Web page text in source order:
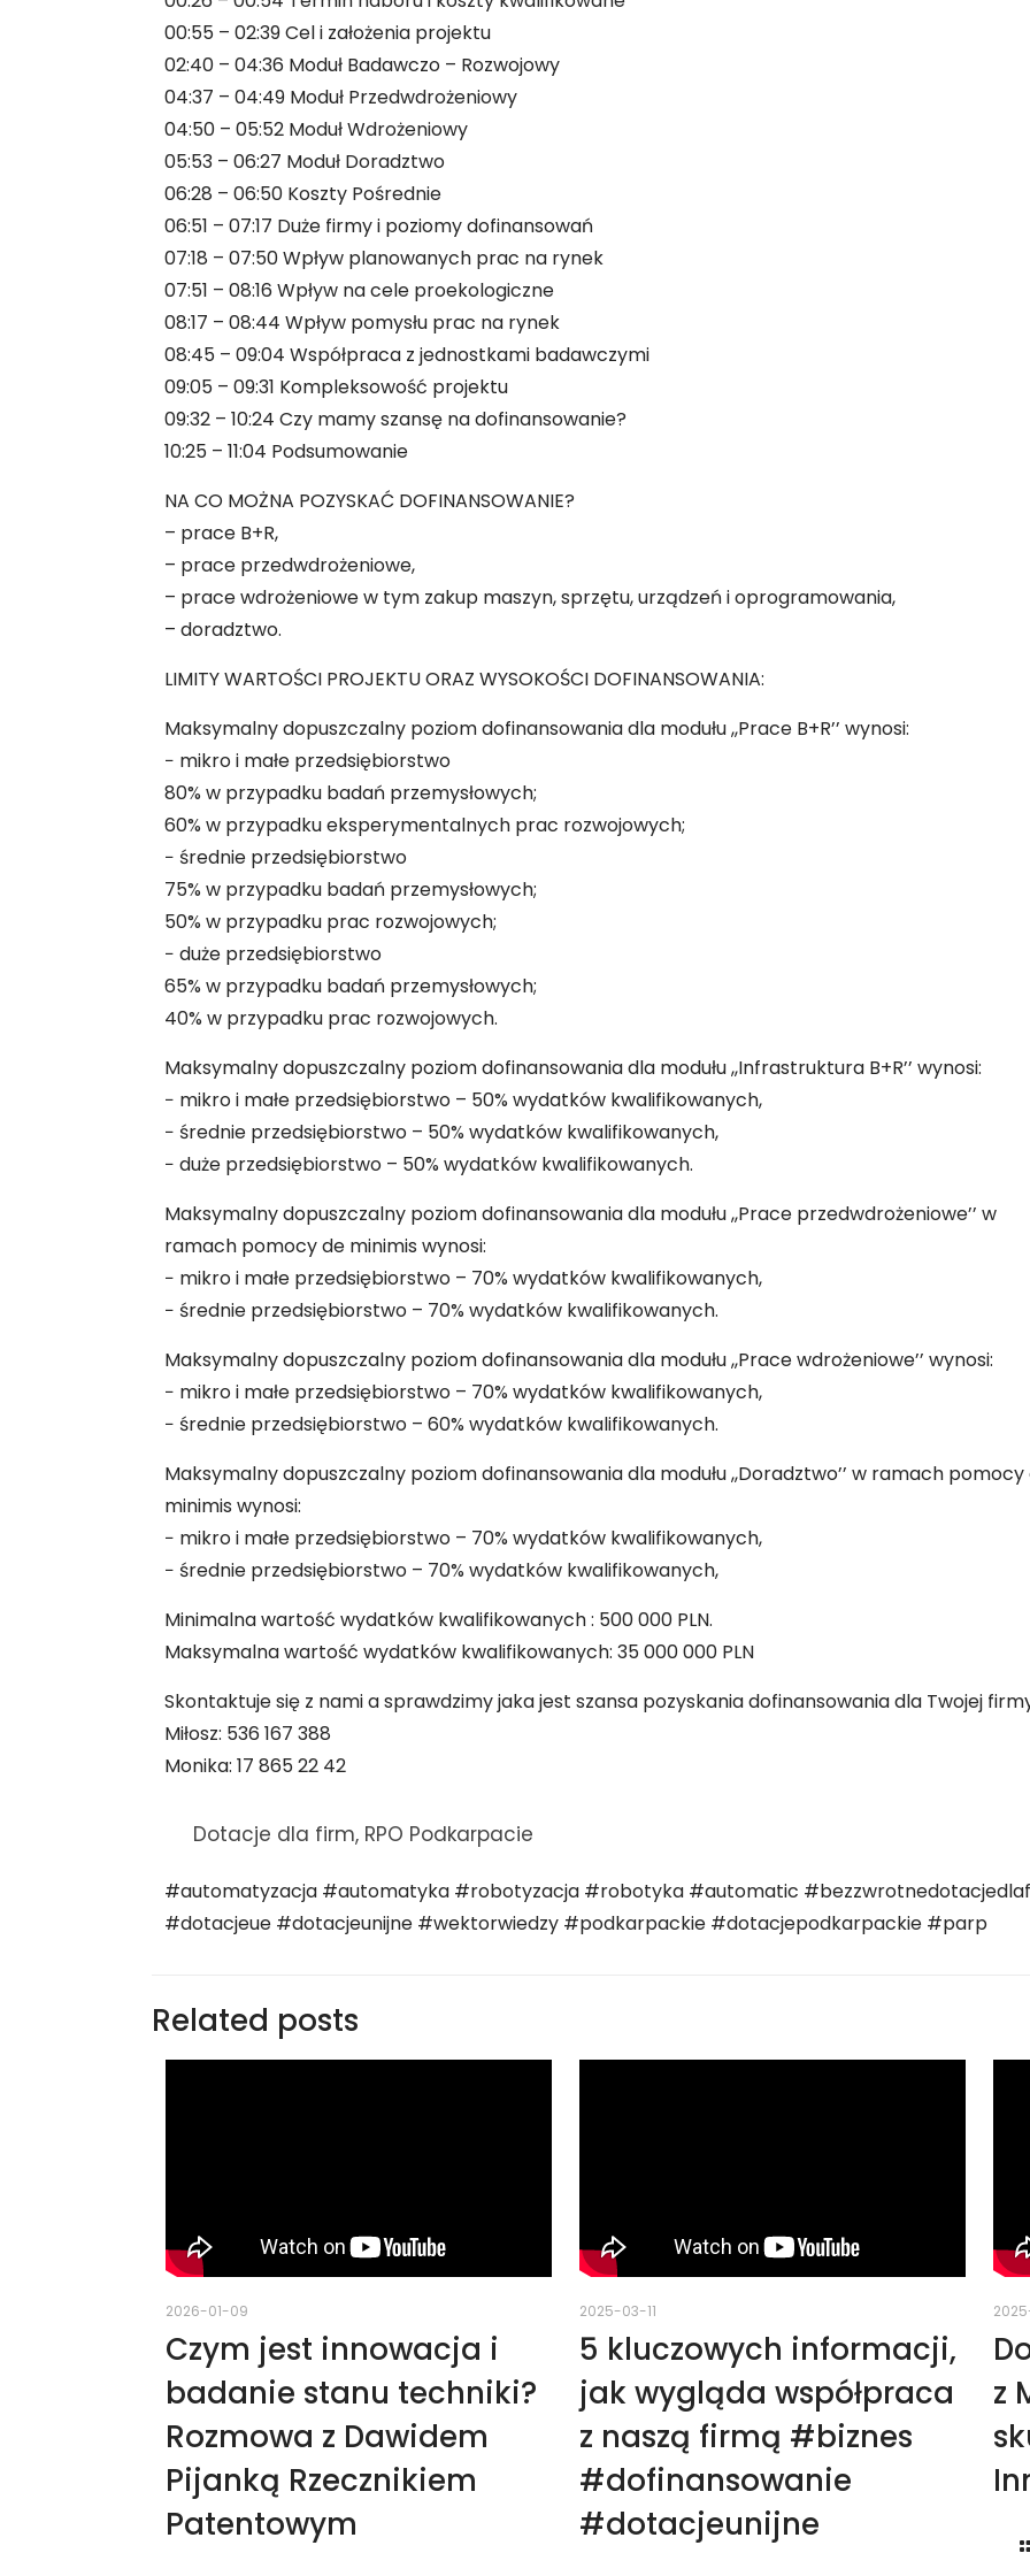
00:55 – 02:39 Cel i założenia projektu
02:40 – 04:36 Moduł Badawczo – Rozwojowy
04:37 – 04:49 Moduł Przedwdrożeniowy
04:50 – 05:52 Moduł Wdrożeniowy
05:53 – 06:27 Moduł Doradztwo
06:28 – 06:50 Koszty Pośrednie
06:51 – 07:17 Duże firmy i poziomy dofinansowań
07:18 – 07:50 Wpływ planowanych prac na rynek
07:51 – 08:16 Wpływ na cele proekologiczne
08:17 – 08:44 Wpływ pomysłu prac na rynek
08:45 – 09:04 Współpraca z jednostkami badawczymi
09:05 – 09:31 Kompleksowość projektu
09:32 – 10:24 Czy mamy szansę na dofinansowanie?
10:25 – 11:04 Podsumowanie
NA CO MOŻNA POZYSKAĆ DOFINANSOWANIE?
– prace B+R,
– prace przedwdrożeniowe,
– prace wdrożeniowe w tym zakup maszyn, sprzętu, urządzeń i oprogramowania,
– doradztwo.
LIMITY WARTOŚCI PROJEKTU ORAZ WYSOKOŚCI DOFINANSOWANIA:
Maksymalny dopuszczalny poziom dofinansowania dla modułu ,,Prace B+R’’ wynosi:
− mikro i małe przedsiębiorstwo
80% w przypadku badań przemysłowych;
60% w przypadku eksperymentalnych prac rozwojowych;
− średnie przedsiębiorstwo
75% w przypadku badań przemysłowych;
50% w przypadku prac rozwojowych;
− duże przedsiębiorstwo
65% w przypadku badań przemysłowych;
40% w przypadku prac rozwojowych.
Maksymalny dopuszczalny poziom dofinansowania dla modułu ,,Infrastruktura B+R’’ wynosi:
− mikro i małe przedsiębiorstwo – 50% wydatków kwalifikowanych,
− średnie przedsiębiorstwo – 50% wydatków kwalifikowanych,
− duże przedsiębiorstwo – 50% wydatków kwalifikowanych.
Maksymalny dopuszczalny poziom dofinansowania dla modułu ,,Prace przedwdrożeniowe’’ w
ramach pomocy de minimis wynosi:
− mikro i małe przedsiębiorstwo – 70% wydatków kwalifikowanych,
− średnie przedsiębiorstwo – 70% wydatków kwalifikowanych.
Maksymalny dopuszczalny poziom dofinansowania dla modułu ,,Prace wdrożeniowe’’ wynosi:
− mikro i małe przedsiębiorstwo – 70% wydatków kwalifikowanych,
− średnie przedsiębiorstwo – 60% wydatków kwalifikowanych.
Maksymalny dopuszczalny poziom dofinansowania dla modułu ,,Doradztwo’’ w ramach pomocy
minimis wynosi:
− mikro i małe przedsiębiorstwo – 70% wydatków kwalifikowanych,
− średnie przedsiębiorstwo – 70% wydatków kwalifikowanych,
Minimalna wartość wydatków kwalifikowanych : 500 000 PLN.
Maksymalna wartość wydatków kwalifikowanych: 35 000 000 PLN
Skontaktuje się z nami a sprawdzimy jaka jest szansa pozyskania dofinansowania dla Twojej
Miłosz: 536 167 388
Monika: 17 865 22 42
Dotacje dla firm, RPO Podkarpacie
#automatyzacja #automatyka #robotyzacja #robotyka #automatic
#dotacjeue #dotacjeunijne #wektorwiedzy #podkarpackie #dotacjepodkarpackie #parp
Related posts
2026-01-09
Czym jest innowacja i
badanie stanu techniki?
Rozmowa z Dawidem
Pijanką Rzecznikiem
Patentowym
2025-03-11
5 kluczowych informacji,
jak wygląda współpraca
z naszą firmą #biznes
#dofinansowanie
#dotacjeunijne
z